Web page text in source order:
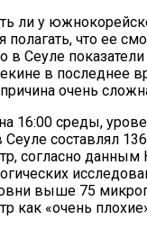
ли у
полагать, что ее
в Сеуле
в последнее
очень
16:00 среды,
составлял
согласно данным
выше 75
как «очень